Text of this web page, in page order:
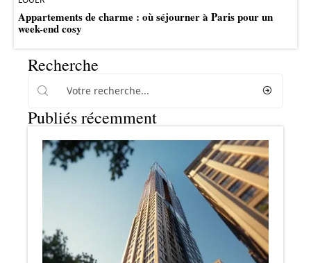
Appartements de charme : où séjourner à Paris pour un
week-end cosy
Recherche
Publiés récemment